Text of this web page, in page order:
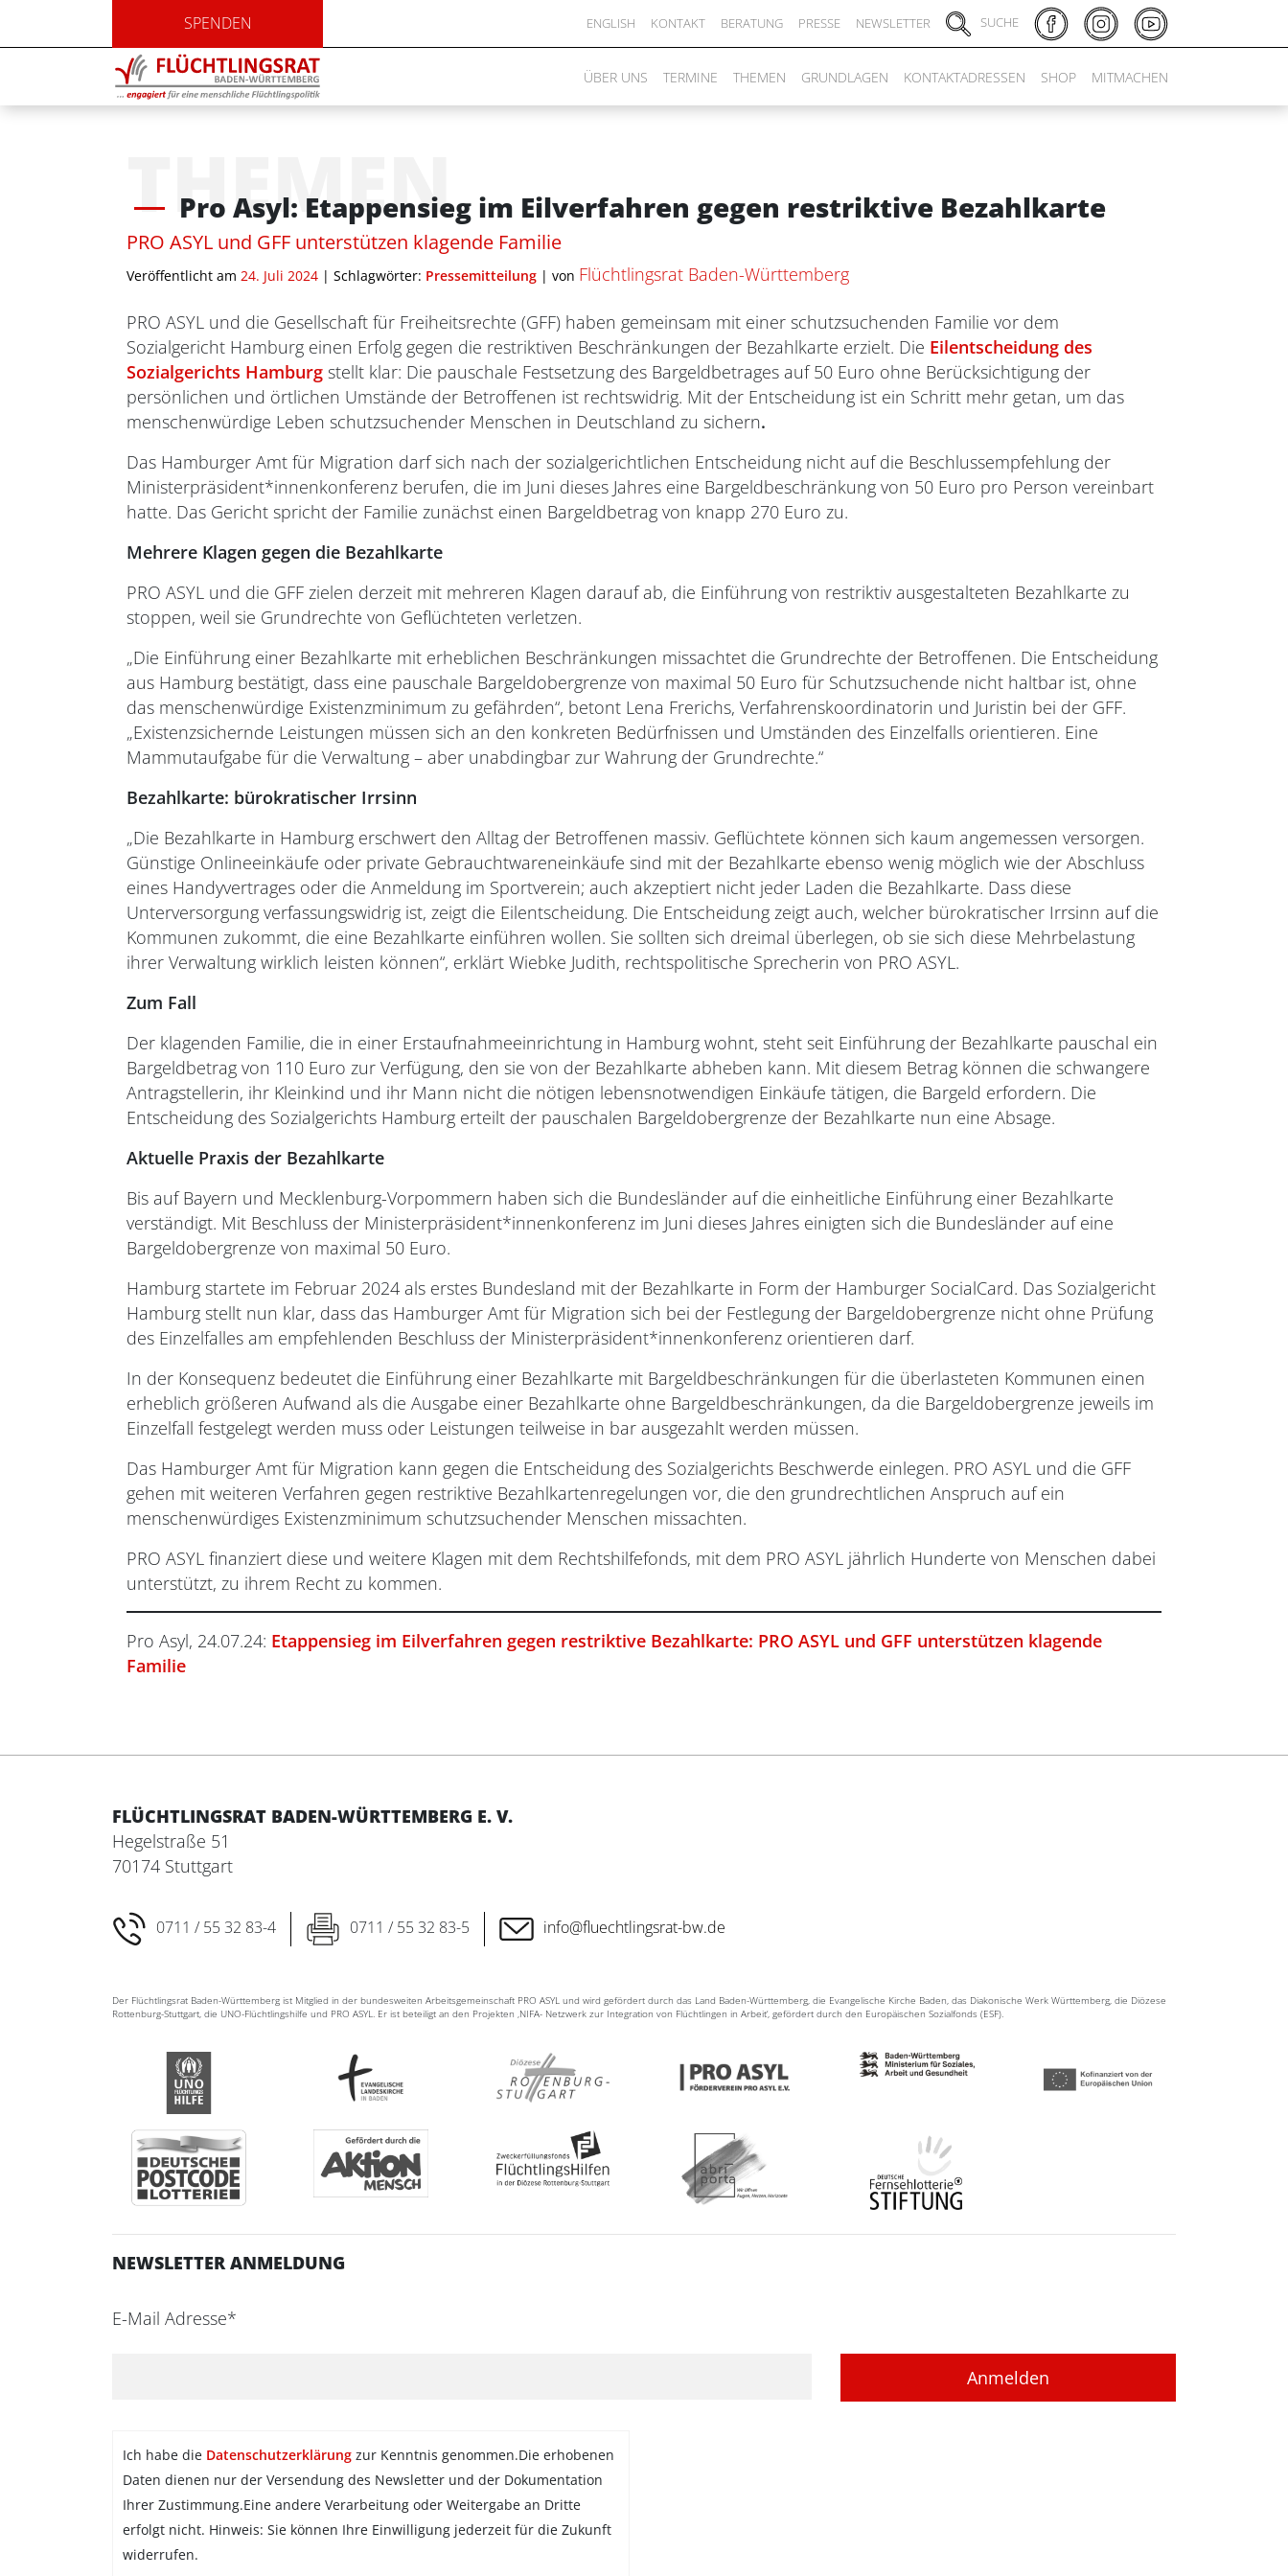
SPENDEN ENGLISH KONTAKT BERATUNG PRESSE NEWSLETTER SUCHE
ÜBER UNS TERMINE THEMEN GRUNDLAGEN KONTAKTADRESSEN SHOP MITMACHEN
THEMEN
Pro Asyl: Etappensieg im Eilverfahren gegen restriktive Bezahlkarte
PRO ASYL und GFF unterstützen klagende Familie
Veröffentlicht am 24. Juli 2024 | Schlagwörter: Pressemitteilung | von Flüchtlingsrat Baden-Württemberg
PRO ASYL und die Gesellschaft für Freiheitsrechte (GFF) haben gemeinsam mit einer schutzsuchenden Familie vor dem
Sozialgericht Hamburg einen Erfolg gegen die restriktiven Beschränkungen der Bezahlkarte erzielt. Die Eilentscheidung des
Sozialgerichts Hamburg stellt klar: Die pauschale Festsetzung des Bargeldbetrages auf 50 Euro ohne Berücksichtigung der
persönlichen und örtlichen Umstände der Betroffenen ist rechtswidrig. Mit der Entscheidung ist ein Schritt mehr getan, um das
menschenwürdige Leben schutzsuchender Menschen in Deutschland zu sichern.
Das Hamburger Amt für Migration darf sich nach der sozialgerichtlichen Entscheidung nicht auf die Beschlussempfehlung der
Ministerpräsident*innenkonferenz berufen, die im Juni dieses Jahres eine Bargeldbeschränkung von 50 Euro pro Person vereinbart
hatte. Das Gericht spricht der Familie zunächst einen Bargeldbetrag von knapp 270 Euro zu.
Mehrere Klagen gegen die Bezahlkarte
PRO ASYL und die GFF zielen derzeit mit mehreren Klagen darauf ab, die Einführung von restriktiv ausgestalteten Bezahlkarte zu
stoppen, weil sie Grundrechte von Geflüchteten verletzen.
„Die Einführung einer Bezahlkarte mit erheblichen Beschränkungen missachtet die Grundrechte der Betroffenen. Die Entscheidung
aus Hamburg bestätigt, dass eine pauschale Bargeldobergrenze von maximal 50 Euro für Schutzsuchende nicht haltbar ist, ohne
das menschenwürdige Existenzminimum zu gefährden“, betont Lena Frerichs, Verfahrenskoordinatorin und Juristin bei der GFF.
„Existenzsichernde Leistungen müssen sich an den konkreten Bedürfnissen und Umständen des Einzelfalls orientieren. Eine
Mammutaufgabe für die Verwaltung – aber unabdingbar zur Wahrung der Grundrechte.“
Bezahlkarte: bürokratischer Irrsinn
„Die Bezahlkarte in Hamburg erschwert den Alltag der Betroffenen massiv. Geflüchtete können sich kaum angemessen versorgen.
Günstige Onlineeinkäufe oder private Gebrauchtwareneinkäufe sind mit der Bezahlkarte ebenso wenig möglich wie der Abschluss
eines Handyvertrages oder die Anmeldung im Sportverein; auch akzeptiert nicht jeder Laden die Bezahlkarte. Dass diese
Unterversorgung verfassungswidrig ist, zeigt die Eilentscheidung. Die Entscheidung zeigt auch, welcher bürokratischer Irrsinn auf die
Kommunen zukommt, die eine Bezahlkarte einführen wollen. Sie sollten sich dreimal überlegen, ob sie sich diese Mehrbelastung
ihrer Verwaltung wirklich leisten können“, erklärt Wiebke Judith, rechtspolitische Sprecherin von PRO ASYL.
Zum Fall
Der klagenden Familie, die in einer Erstaufnahmeeinrichtung in Hamburg wohnt, steht seit Einführung der Bezahlkarte pauschal ein
Bargeldbetrag von 110 Euro zur Verfügung, den sie von der Bezahlkarte abheben kann. Mit diesem Betrag können die schwangere
Antragstellerin, ihr Kleinkind und ihr Mann nicht die nötigen lebensnotwendigen Einkäufe tätigen, die Bargeld erfordern. Die
Entscheidung des Sozialgerichts Hamburg erteilt der pauschalen Bargeldobergrenze der Bezahlkarte nun eine Absage.
Aktuelle Praxis der Bezahlkarte
Bis auf Bayern und Mecklenburg-Vorpommern haben sich die Bundesländer auf die einheitliche Einführung einer Bezahlkarte
verständigt. Mit Beschluss der Ministerpräsident*innenkonferenz im Juni dieses Jahres einigten sich die Bundesländer auf eine
Bargeldobergrenze von maximal 50 Euro.
Hamburg startete im Februar 2024 als erstes Bundesland mit der Bezahlkarte in Form der Hamburger SocialCard. Das Sozialgericht
Hamburg stellt nun klar, dass das Hamburger Amt für Migration sich bei der Festlegung der Bargeldobergrenze nicht ohne Prüfung
des Einzelfalles am empfehlenden Beschluss der Ministerpräsident*innenkonferenz orientieren darf.
In der Konsequenz bedeutet die Einführung einer Bezahlkarte mit Bargeldbeschränkungen für die überlasteten Kommunen einen
erheblich größeren Aufwand als die Ausgabe einer Bezahlkarte ohne Bargeldbeschränkungen, da die Bargeldobergrenze jeweils im
Einzelfall festgelegt werden muss oder Leistungen teilweise in bar ausgezahlt werden müssen.
Das Hamburger Amt für Migration kann gegen die Entscheidung des Sozialgerichts Beschwerde einlegen. PRO ASYL und die GFF
gehen mit weiteren Verfahren gegen restriktive Bezahlkartenregelungen vor, die den grundrechtlichen Anspruch auf ein
menschenwürdiges Existenzminimum schutzsuchender Menschen missachten.
PRO ASYL finanziert diese und weitere Klagen mit dem Rechtshilfefonds, mit dem PRO ASYL jährlich Hunderte von Menschen dabei
unterstützt, zu ihrem Recht zu kommen.
Pro Asyl, 24.07.24: Etappensieg im Eilverfahren gegen restriktive Bezahlkarte: PRO ASYL und GFF unterstützen klagende
Familie
FLÜCHTLINGSRAT BADEN-WÜRTTEMBERG E. V.
Hegelstraße 51
70174 Stuttgart
0711 / 55 32 83-4 0711 / 55 32 83-5 info@fluechtlingsrat-bw.de
Der Flüchtlingsrat Baden-Württemberg ist Mitglied in der bundesweiten Arbeitsgemeinschaft PRO ASYL und wird gefördert durch das Land Baden-Württemberg, die Evangelische Kirche Baden, das Diakonische Werk Württemberg, die Diözese
Rottenburg-Stuttgart, die UNO-Flüchtlingshilfe und PRO ASYL. Er ist beteiligt an den Projekten ‚NIFA- Netzwerk zur Integration von Flüchtlingen in Arbeit‘, gefördert durch den Europäischen Sozialfonds (ESF).
NEWSLETTER ANMELDUNG
E-Mail Adresse*
Ich habe die Datenschutzerklärung zur Kenntnis genommen.Die erhobenen
Daten dienen nur der Versendung des Newsletter und der Dokumentation
Ihrer Zustimmung.Eine andere Verarbeitung oder Weitergabe an Dritte
erfolgt nicht. Hinweis: Sie können Ihre Einwilligung jederzeit für die Zukunft
widerrufen.